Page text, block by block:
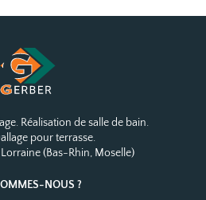
Réalisation de salle de bain.
pour terrasse.
(Bas-Rhin, Moselle)
NOUS ?